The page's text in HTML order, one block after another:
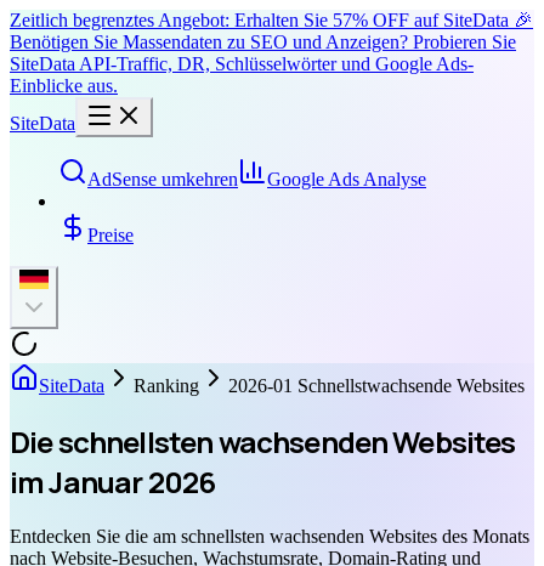
Zeitlich begrenztes Angebot: Erhalten Sie 57% OFF auf SiteData 🎉
Benötigen Sie Massendaten zu SEO und Anzeigen? Probieren Sie
SiteData API-Traffic, DR, Schlüsselwörter und Google Ads-
Einblicke aus.
SiteData
AdSense umkehren Google Ads Analyse
Preise
SiteData Ranking 2026-01 Schnellstwachsende Websites
Die schnellsten wachsenden Websites
im Januar 2026
Entdecken Sie die am schnellsten wachsenden Websites des Monats
nach Website-Besuchen, Wachstumsrate, Domain-Rating und